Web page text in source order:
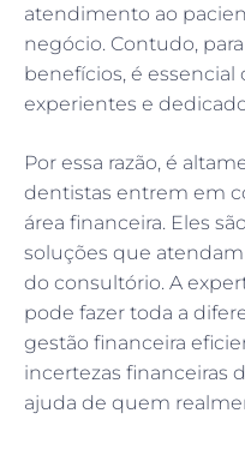
atendimento ao
negócio. Contudo,
benefícios, é
experientes e
Por essa razão, é
dentistas entrem em
área financeira. Eles
soluções que
do consultório. A
pode fazer toda a
gestão financeira
incertezas financeiras
ajuda de quem